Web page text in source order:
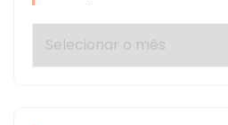
Arquivos